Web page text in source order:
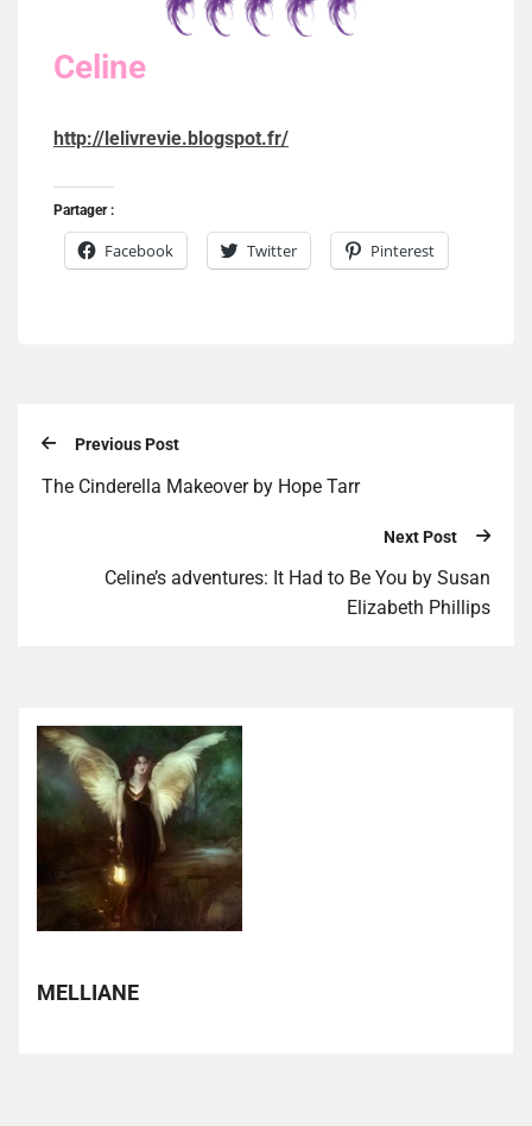
Celine
http://lelivrevie.blogspot.fr/
Partager :
Facebook Twitter Pinterest
Previous Post
The Cinderella Makeover by Hope Tarr
Next Post
Celine’s adventures: It Had to Be You by Susan
Elizabeth Phillips
MELLIANE